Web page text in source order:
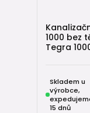
1000 bez
Tegra
Skladem u
výrobce,
15 dnů